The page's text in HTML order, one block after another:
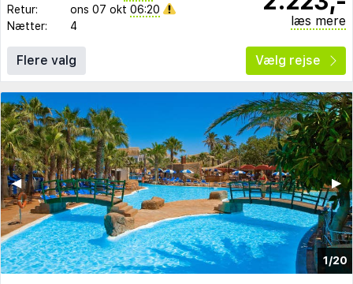
Retur: ons 07 okt 06:20
Nætter:
4 læs mere
Flere valg Vælg rejse
1/20
▶︎
◀︎